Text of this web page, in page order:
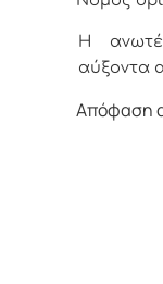
Η
αύξοντα
Απόφαση